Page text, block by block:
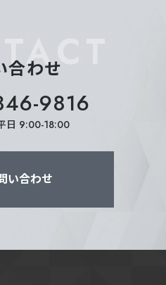
合わせ
9816
日 9:00-18:00
い合わせ